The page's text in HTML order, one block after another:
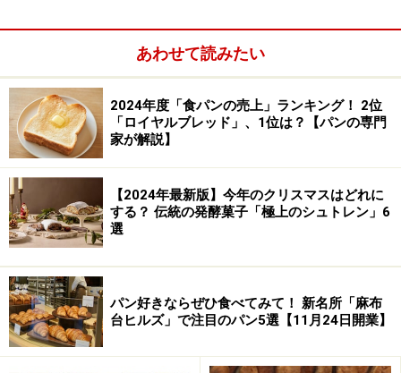
あわせて読みたい
2024年度「食パンの売上」ランキング！ 2位
「ロイヤルブレッド」、1位は？【パンの専門
家が解説】
【2024年最新版】今年のクリスマスはどれに
する？ 伝統の発酵菓子「極上のシュトレン」6
選
パン好きならぜひ食べてみて！ 新名所「麻布
台ヒルズ」で注目のパン5選【11月24日開業】